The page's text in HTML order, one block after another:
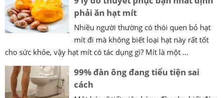
phải ăn hạt mít
Nhiều người thường có thói quen bỏ hạt
mít đi mà không biết loại hạt này rất tốt
cho sức khỏe, vậy hạt mít có tác dụng gì? Mít là một ...
99% đàn ông đang tiểu tiện sai
cách